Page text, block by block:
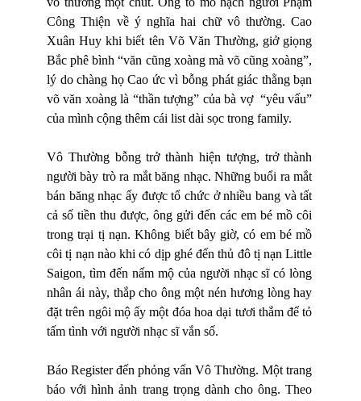
Công Thiện về ý nghĩa hai chữ vô thường. Cao
Xuân Huy khi biết tên Võ Văn Thường, giở giọng
Bắc phê bình “văn cũng xoàng mà võ cũng xoàng”,
lý do chàng họ Cao ức vì bỗng phát giác thằng bạn
võ văn xoàng là “thần tượng” của bà vợ “yêu vấu”
của mình cộng thêm cái list dài sọc trong family.
Vô Thường bỗng trở thành hiện tượng, trở thành
người bày trò ra mắt băng nhạc. Những buổi ra mắt
bán băng nhạc ấy được tổ chức ở nhiều bang và tất
cả số tiền thu được, ông gửi đến các em bé mồ côi
trong trại tị nạn. Không biết bây giờ, có em bé mồ
côi tị nạn nào khi có dịp ghé đến thủ đô tị nạn Little
Saigon, tìm đến nấm mộ của người nhạc sĩ có lòng
nhân ái này, thắp cho ông một nén hương lòng hay
đặt trên ngôi mộ ấy một đóa hoa dại tươi thắm để tỏ
tấm tình với người nhạc sĩ vắn số.
Báo Register đến phỏng vấn Vô Thường. Một trang
báo với hình ảnh trang trọng dành cho ông. Theo